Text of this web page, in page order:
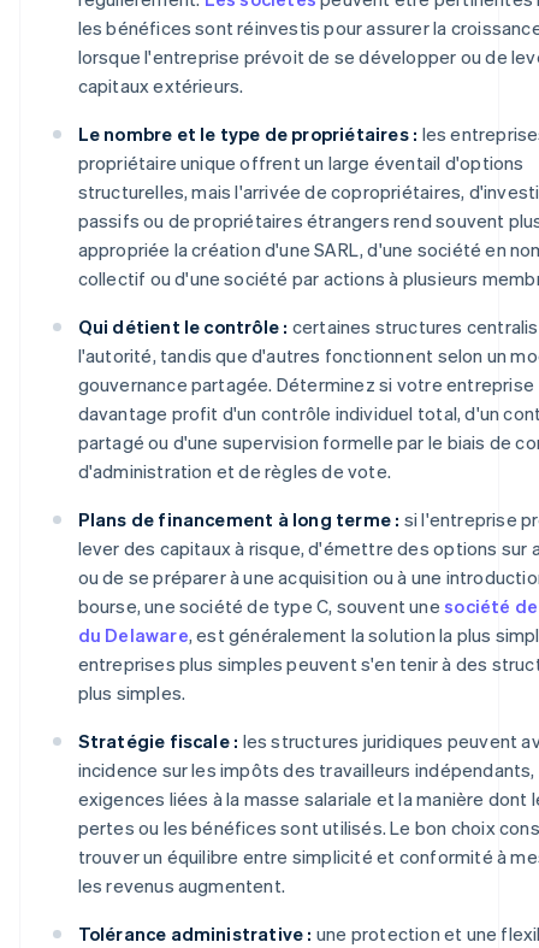
les bénéfices sont réinvestis pour assurer la
lorsque l'entreprise prévoit de se développer ou de
capitaux extérieurs.
Le nombre et le type de propriétaires : les
propriétaire unique offrent un large éventail d'options
structurelles, mais l'arrivée de copropriétaires,
passifs ou de propriétaires étrangers rend souvent
appropriée la création d'une SARL, d'une société en
collectif ou d'une société par actions à plusieurs
Qui détient le contrôle : certaines structures
l'autorité, tandis que d'autres fonctionnent selon un
gouvernance partagée. Déterminez si votre
davantage profit d'un contrôle individuel total, d'un
partagé ou d'une supervision formelle par le biais de
d'administration et de règles de vote.
Plans de financement à long terme : si l'entreprise
lever des capitaux à risque, d'émettre des options sur
ou de se préparer à une acquisition ou à une
bourse, une société de type C, souvent unesociété
du Delaware, est généralement la solution la plus
entreprises plus simples peuvent s'en tenir à des
plus simples.
Stratégie fiscale : les structures juridiques peuvent
incidence sur les impôts des travailleurs indépendants,
exigences liées à la masse salariale et la manière dont
pertes ou les bénéfices sont utilisés. Le bon choix
trouver un équilibre entre simplicité et conformité à
les revenus augmentent.
Tolérance administrative : une protection et une